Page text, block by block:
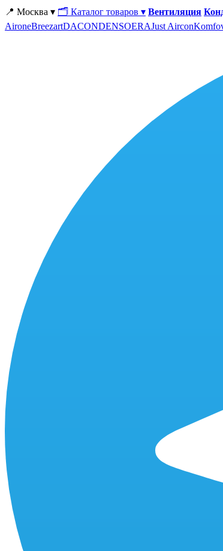
📍 Москва ▾ 🗂 Каталог товаров ▾ Вентиляция
AironeBreezartDACONDENSOERAJust Aircon